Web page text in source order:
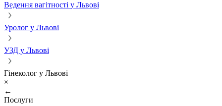
Ведення вагітності у Львові
Уролог у Львові
УЗД у Львові
Гінеколог у Львові
×
←
Послуги